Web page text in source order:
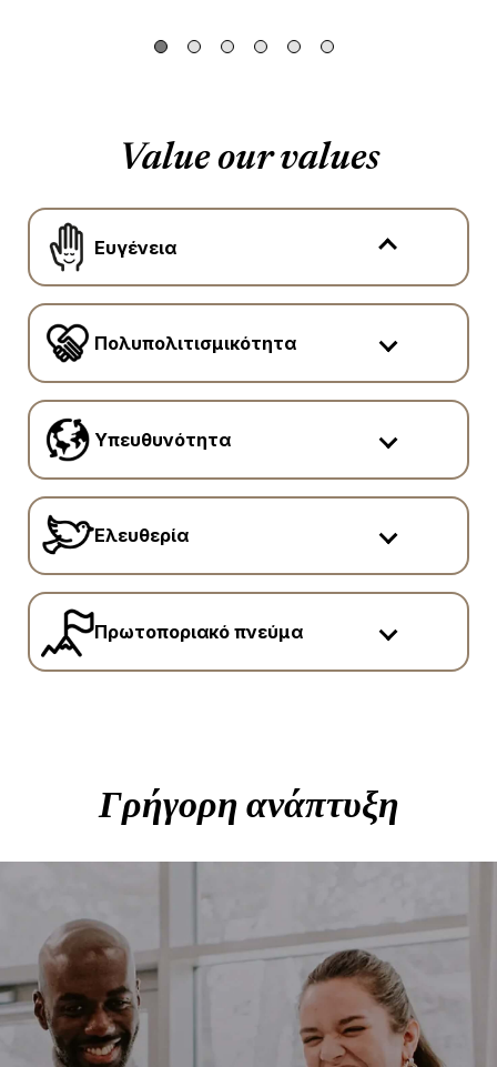
Value our values
Ευγένεια
Πολυπολιτισμικότητα
Υπευθυνότητα
Ελευθερία
Πρωτοποριακό πνεύμα
Γρήγορη ανάπτυξη